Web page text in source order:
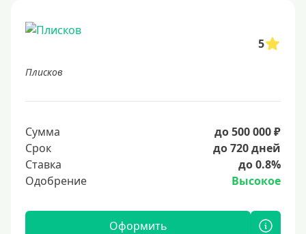
5
Плисков
Сумма
до 500 000 ₽
Срок
до 720 дней
Ставка
до 0.8%
Одобрение
Высокое
Оформить